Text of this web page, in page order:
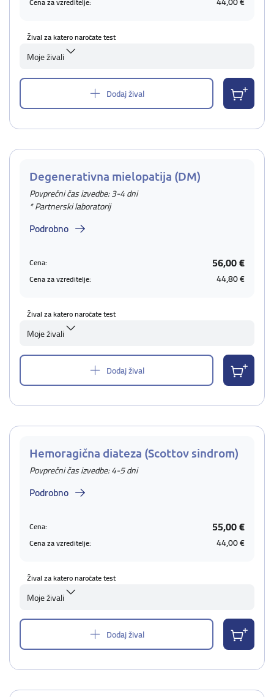
Žival za katero naročate test
Moje živali
Dodaj žival
Degenerativna mielopatija (DM)
Povprečni čas izvedbe: 3-4 dni
* Partnerski laboratorij
Podrobno
Cena: 56,00 €
Cena za vzreditelje: 44,80 €
Žival za katero naročate test
Moje živali
Dodaj žival
Hemoragična diateza (Scottov sindrom)
Povprečni čas izvedbe: 4-5 dni
Podrobno
Cena: 55,00 €
Cena za vzreditelje: 44,00 €
Žival za katero naročate test
Moje živali
Dodaj žival